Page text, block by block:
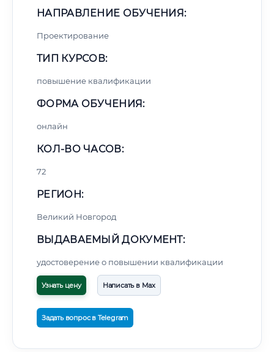
НАПРАВЛЕНИЕ ОБУЧЕНИЯ:
Проектирование
ТИП КУРСОВ:
повышение квалификации
ФОРМА ОБУЧЕНИЯ:
онлайн
КОЛ-ВО ЧАСОВ:
72
РЕГИОН:
Великий Новгород
ВЫДАВАЕМЫЙ ДОКУМЕНТ:
удостоверение о повышении квалификации
Узнать цену Написать в Max
Задать вопрос в Telegram